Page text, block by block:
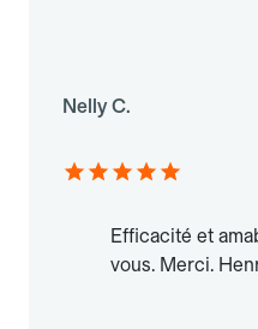
Nelly C.
Efficacité et
vous. Merci.